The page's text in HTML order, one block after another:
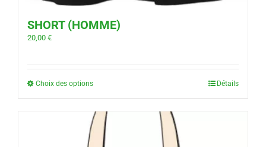
SHORT (HOMME)
20,00 €
Choix des options Détails